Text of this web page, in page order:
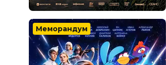
Меморандум